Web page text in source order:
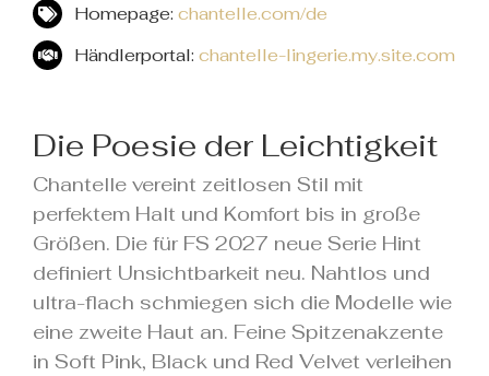
Homepage:chantelle.com/de
Händlerportal:chantelle-lingerie.my.site.com
Die Poesie der Leichtigkeit
Chantelle vereint zeitlosen Stil mit
perfektem Halt und Komfort bis in große
Größen. Die für FS 2027 neue Serie Hint
definiert Unsichtbarkeit neu. Nahtlos und
ultra-flach schmiegen sich die Modelle wie
eine zweite Haut an. Feine Spitzenakzente
in Soft Pink, Black und Red Velvet verleihen